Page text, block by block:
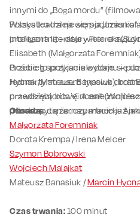
innymi do „Boga mordu”
Polska teatralna wersja
inteligentną – daje wiele okazji
Wszystko dzieje się podczas
profesora literatury Pierre’a
Elisabeth (Małgorzata
Goście to przyjaciele domu –
Hycnar/Mateusz Banasiuk), brat
przedsiębiorca Vincent
młodsza, ciężarna partnerka
Przebieg spotkania wydaje się
Jednak tym razem typowe
prawdziwą bitwę. A całe
pozoru pytanie: czy macie już
Obsada:
Małgorzata Foremniak
Dorota Krempa / Irena Melcer
Szymon Bobrowski
Wojciech Malajkat
Mateusz Banasiuk /Marcin
Czas trwania:100 minut